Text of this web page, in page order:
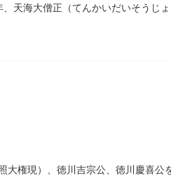
天海大僧正（てんかいだいそうじ
。
江戸百景」にも描かれていること
り、比叡山や京都の有名寺院にな
権現）、徳川吉宗公、徳川慶喜公